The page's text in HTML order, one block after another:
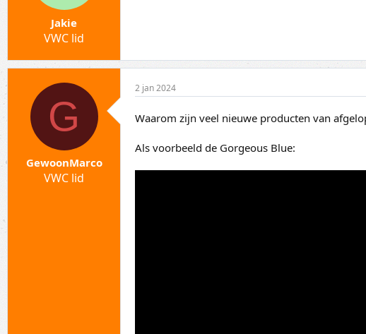
Jakie
VWC lid
G
GewoonMarco
VWC lid
2 jan 2024
Waarom zijn veel nieuwe producten van
Als voorbeeld de Gorgeous Blue: